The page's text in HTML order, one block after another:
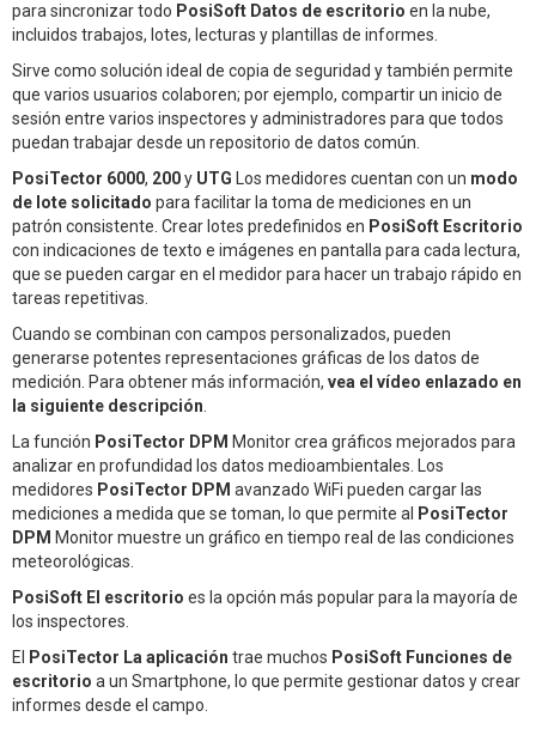
para sincronizar todo PosiSoft Datos de escritorio en la nube,
incluidos trabajos, lotes, lecturas y plantillas de informes.
Sirve como solución ideal de copia de seguridad y también permite
que varios usuarios colaboren; por ejemplo, compartir un inicio de
sesión entre varios inspectores y administradores para que todos
puedan trabajar desde un repositorio de datos común.
PosiTector 6000, 200y UTG Los medidores cuentan con un modo
de lote solicitado para facilitar la toma de mediciones en un
patrón consistente. Crear lotes predefinidos en PosiSoft Escritorio
con indicaciones de texto e imágenes en pantalla para cada lectura,
que se pueden cargar en el medidor para hacer un trabajo rápido en
tareas repetitivas.
Cuando se combinan con campos personalizados, pueden
generarse potentes representaciones gráficas de los datos de
medición. Para obtener más información, vea el vídeo enlazado en
la siguiente descripción
La función PosiTector DPM Monitor crea gráficos mejorados para
analizar en profundidad los datos medioambientales. Los
medidores PosiTector DPM avanzado WiFi pueden cargar las
mediciones a medida que se toman, lo que permite al PosiTector
DPM Monitor muestre un gráfico en tiempo real de las condiciones
meteorológicas.
PosiSoft El escritorio es la opción más popular para la mayoría de
los inspectores.
El PosiTector La aplicación trae muchos PosiSoft Funciones de
escritorio a un Smartphone, lo que permite gestionar datos y crear
informes desde el campo.